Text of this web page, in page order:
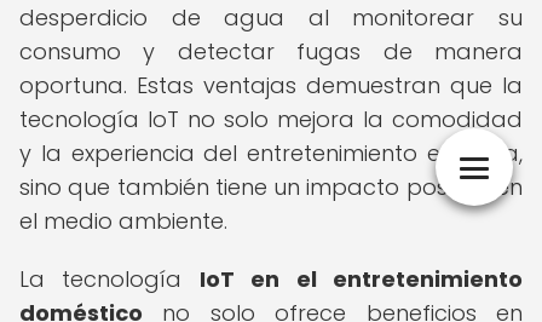
desperdicio de agua al monitorear su
consumo y detectar fugas de manera
oportuna. Estas ventajas demuestran que la
tecnología IoT no solo mejora la comodidad
y la experiencia del entretenimiento en casa,
sino que también tiene un impacto positivo en
el medio ambiente.
La tecnología IoT en el entretenimiento
doméstico no solo ofrece beneficios en